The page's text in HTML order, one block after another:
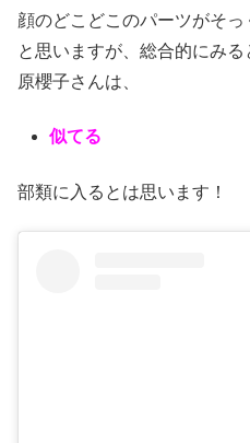
顔のどこどこのパーツがそ
と思いますが、総合的にみ
原櫻子さんは、
似てる
部類に入るとは思います！